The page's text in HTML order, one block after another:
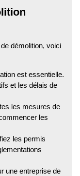
démolition, voici
est essentielle.
et les délais de
les mesures de
les
les permis
une entreprise de